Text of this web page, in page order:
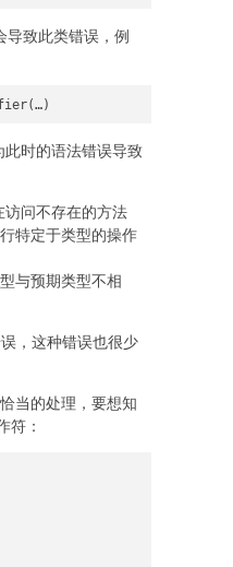
导致此类错误，例
此时的语法错误导致
访问不存在的方法
特定于类型的操作
与预期类型不相
，这种错误也很少
当的处理，要想知
符：